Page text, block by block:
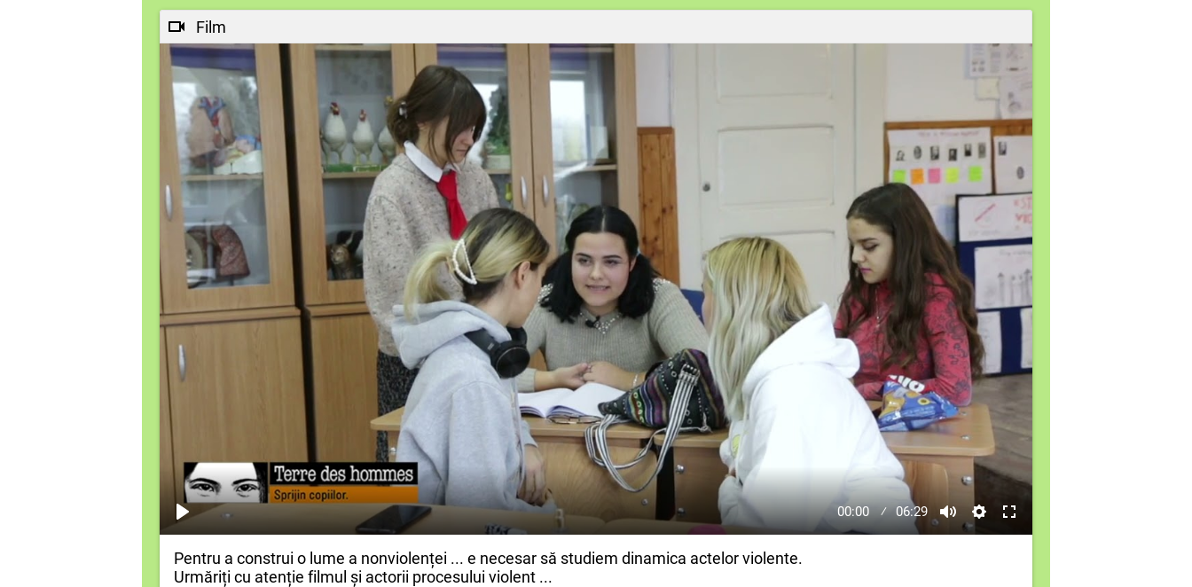
Film
00:00 06:29
Pentru a construi o lume a nonviolenței ... e necesar să studiem dinamica actelor violente.
Urmăriți cu atenție filmul și actorii procesului violent ...